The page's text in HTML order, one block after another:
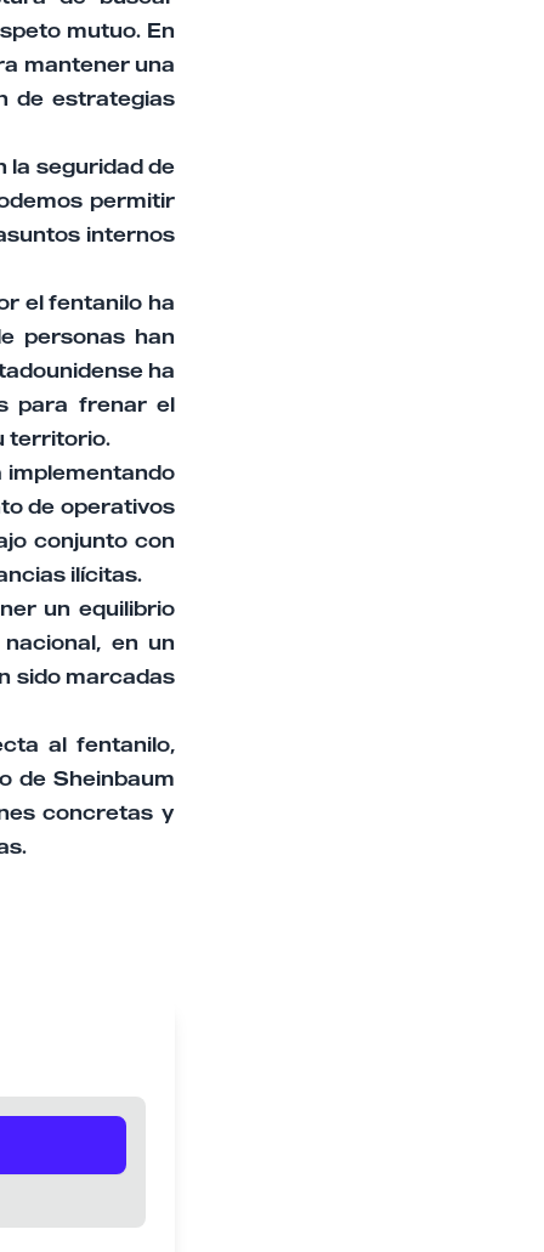
mutuo. En
mantener una
de estrategias
la seguridad de
permitir
internos
el fentanilo ha
personas han
ha
para frenar el
territorio.
implementando
de operativos
conjunto con
ilícitas.
un equilibrio
en un
sido marcadas
al fentanilo,
de Sheinbaum
concretas y